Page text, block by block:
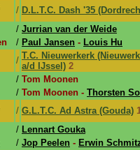
/ D.L.T.C. Dash '35
/ Jurrian van der Weide
/ Paul Jansen - Louis Hu
/ T.C. Nieuwerkerk
a/d IJssel) 2
/ Tom Moonen
/ Tom Moonen - Thorsten
/ G.L.T.C. Ad Astra (Gouda)
/ Lennart Gouka
/ Jop Peelen - Erwin